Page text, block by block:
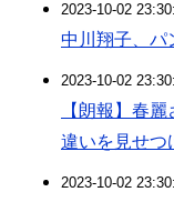
2023-10-02
中川翔子、パ
2023-10-02
【朗報】春
違いを見せつ
2023-10-02